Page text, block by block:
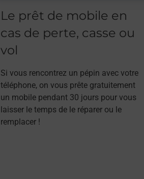
Le prêt de mobile en
cas de perte, casse ou
vol
Si vous rencontrez un pépin avec votre
téléphone, on vous prête gratuitement
un mobile pendant 30 jours pour vous
laisser le temps de le réparer ou le
remplacer !